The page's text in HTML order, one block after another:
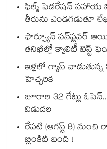
ఫిల్మ్ ఫెడరేషన్ సహాయ
తీరును ఎండగడుతూ
ఫార్చ్యూన్ సన్‌ఫ్లవర్
తనిఖీల్లో క్వాలిటీ టెస్ట్
ఇళ్లలో గ్యాస్
హెచ్చరిక
జూరాల 32 గేట్లు ఓపెన్..
విడుదల
రేపటి (ఆగస్ట్ 8)
బ్లింకిట్ బంద్ !